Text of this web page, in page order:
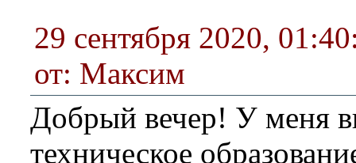
29 сентября 2020,
от: Максим
Добрый вечер! У меня
техническое